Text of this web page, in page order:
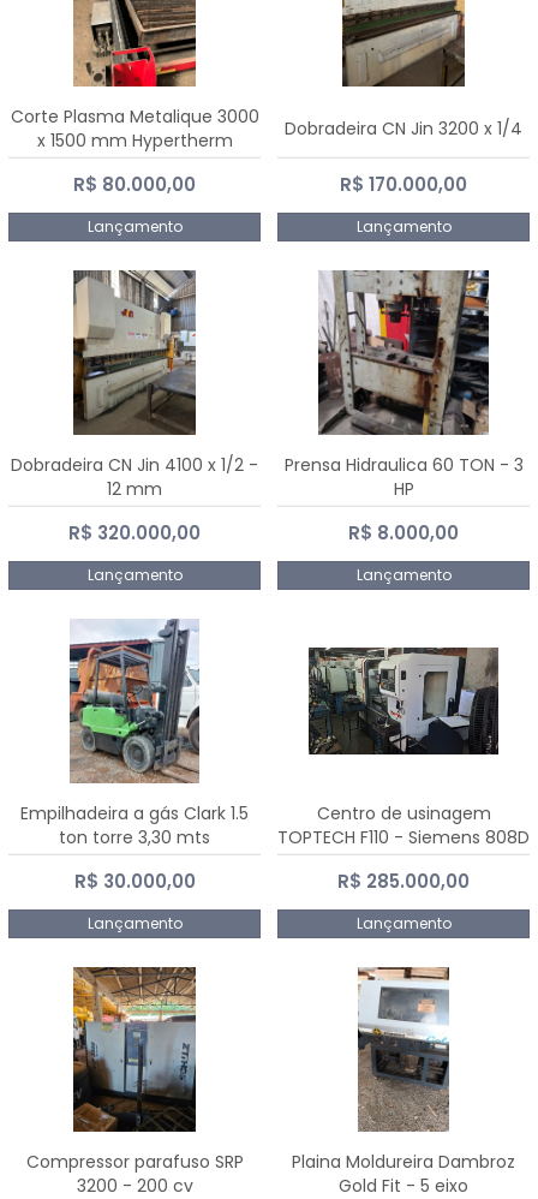
Corte Plasma Metalique 3000
x 1500 mm Hypertherm
Powermax 45 xp
R$ 80.000,00
Lançamento
Dobradeira CN Jin 3200 x 1/4
R$ 170.000,00
Lançamento
Dobradeira CN Jin 4100 x 1/2 -
12 mm
R$ 320.000,00
Lançamento
Prensa Hidraulica 60 TON - 3
HP
R$ 8.000,00
Lançamento
Empilhadeira a gás Clark 1.5
ton torre 3,30 mts
R$ 30.000,00
Lançamento
Centro de usinagem
TOPTECH F110 - Siemens 808D
Advanced
R$ 285.000,00
Lançamento
Compressor parafuso SRP
3200 - 200 cv
Plaina Moldureira Dambroz
Gold Fit - 5 eixo